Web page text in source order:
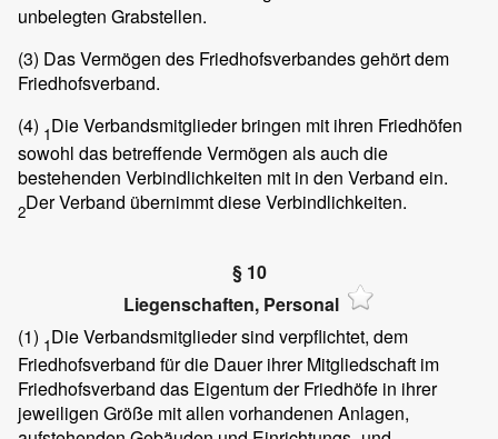
unbelegten Grabstellen.
(3) Das Vermögen des Friedhofsverbandes gehört dem
Friedhofsverband.
(4) 1Die Verbandsmitglieder bringen mit ihren Friedhöfen
sowohl das betreffende Vermögen als auch die
bestehenden Verbindlichkeiten mit in den Verband ein.
2Der Verband übernimmt diese Verbindlichkeiten.
§ 10
Liegenschaften, Personal
(1) 1Die Verbandsmitglieder sind verpflichtet, dem
Friedhofsverband für die Dauer ihrer Mitgliedschaft im
Friedhofsverband das Eigentum der Friedhöfe in ihrer
jeweiligen Größe mit allen vorhandenen Anlagen,